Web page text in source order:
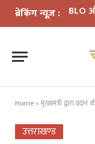
ब्रेकिंग न्यूज़ :
समीक्षा: BLO और फील्ड
Home »मुख्यमंत्री द्वारा प्रदान
उत्तराखण्ड